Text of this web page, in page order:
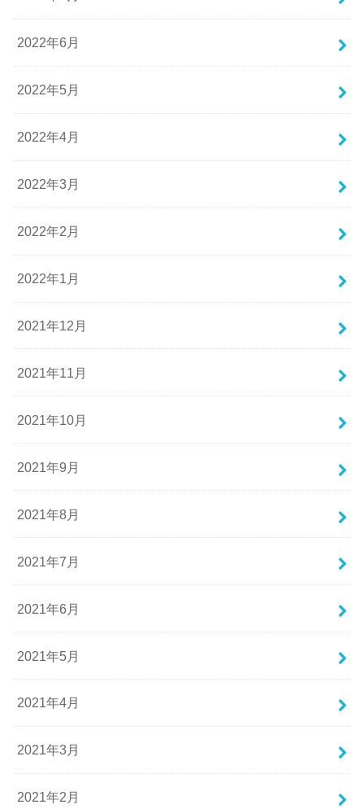
2022年6月
2022年5月
2022年4月
2022年3月
2022年2月
2022年1月
2021年12月
2021年11月
2021年10月
2021年9月
2021年8月
2021年7月
2021年6月
2021年5月
2021年4月
2021年3月
2021年2月